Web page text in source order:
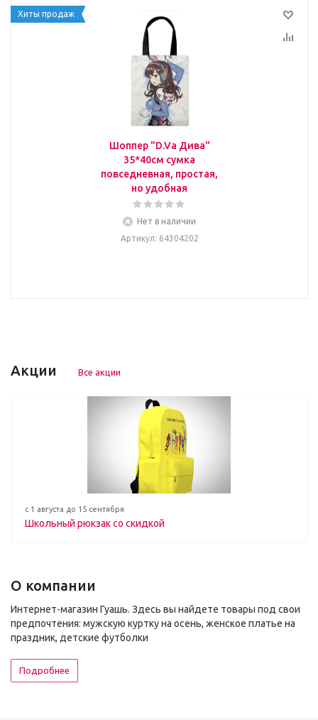
Хиты продаж
Шоппер "D.Va Дива"
35*40см сумка
повседневная, простая,
но удобная
Нет в наличии
Артикул: 64304202
Акции Все акции
с 1 августа до 15 сентября
Школьный рюкзак со скидкой
О компании
Интернет-магазин Гуашь. Здесь вы найдете товары под свои
предпочтения: мужскую куртку на осень, женское платье на
праздник, детские футболки
Подробнее